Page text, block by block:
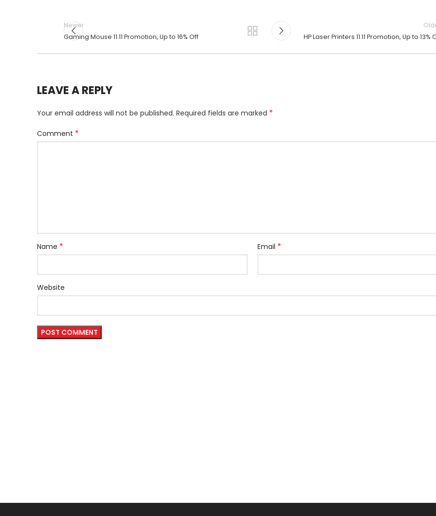
Newer
Gaming Mouse 11.11 Promotion, Up to 16% Off
HP Laser Printers 11.11 Promotion, Up to 13%
LEAVE A REPLY
Your email address will not be published. Required fields are marked *
Comment *
Name * Email *
Website